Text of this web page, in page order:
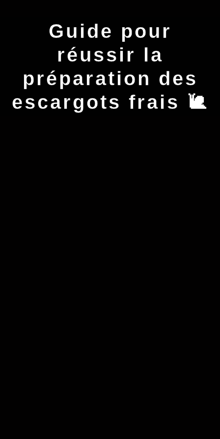
Guide pour
réussir la
préparation des
escargots frais 🐌